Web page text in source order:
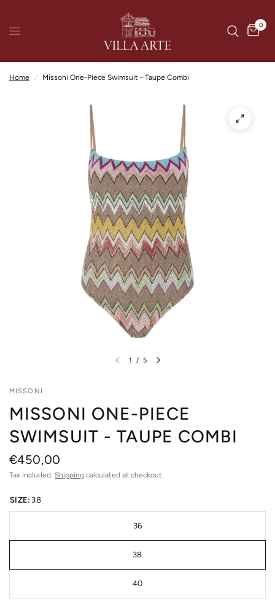
0
Home / Missoni One-Piece Swimsuit - Taupe Combi
1 / 5
MISSONI
MISSONI ONE-PIECE
SWIMSUIT - TAUPE COMBI
€450,00
Tax included. Shipping calculated at checkout.
SIZE: 38
36
38
40